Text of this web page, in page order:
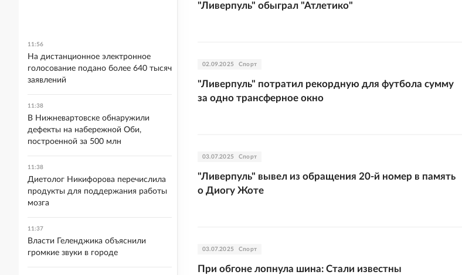
"Ливерпуль" обыграл "Атлетико"
02.09.2025 Спорт
"Ливерпуль" потратил рекордную для футбола сумму
за одно трансферное окно
03.07.2025 Спорт
"Ливерпуль" вывел из обращения 20-й номер в память
о Диогу Жоте
03.07.2025 Спорт
При обгоне лопнула шина: Стали известны
11:56
На дистанционное электронное
голосование подано более 640 тысяч
заявлений
11:38
В Нижневартовске обнаружили
дефекты на набережной Оби,
построенной за 500 млн
11:38
Диетолог Никифорова перечислила
продукты для поддержания работы
мозга
11:37
Власти Геленджика объяснили
громкие звуки в городе